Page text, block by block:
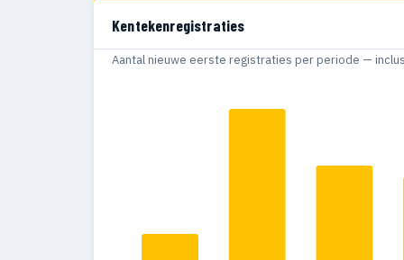
2015 253
242
Kentekenregistraties
Aantal nieuwe eerste registraties per periode —